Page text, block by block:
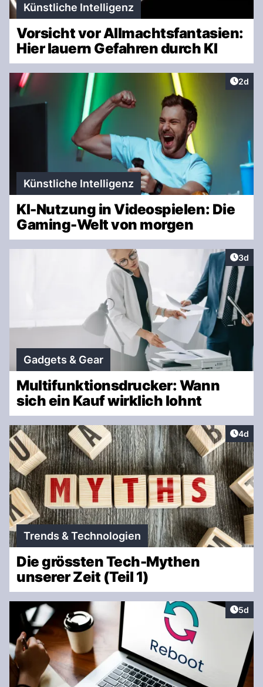
Künstliche Intelligenz
Vorsicht vor Allmachtsfantasien:
Hier lauern Gefahren durch KI
2d
Künstliche Intelligenz
KI-Nutzung in Videospielen: Die
Gaming-Welt von morgen
3d
Gadgets & Gear
Multifunktionsdrucker: Wann
sich ein Kauf wirklich lohnt
4d
Trends & Technologien
Die grössten Tech-Mythen
unserer Zeit (Teil 1)
5d